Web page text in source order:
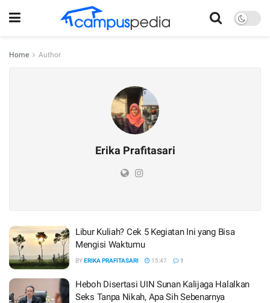
Home Author
Erika Prafitasari
Libur Kuliah? Cek 5 Kegiatan Ini yang Bisa
Mengisi Waktumu
BYERIKA PRAFITASARI 15:47 1
Heboh Disertasi UIN Sunan Kalijaga Halalkan
Seks Tanpa Nikah, Apa Sih Sebenarnya